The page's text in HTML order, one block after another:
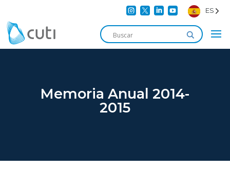
    ES
Memoria Anual 2014-
2015